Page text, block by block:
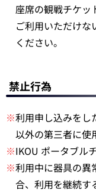
座席の観戦チケッ
ご利用いただけ
ください。
禁止行為
※利用申し込みをし
以外の第三者に使
※IKOU ポータブル
※利用中に器具の異
合、利用を継続す